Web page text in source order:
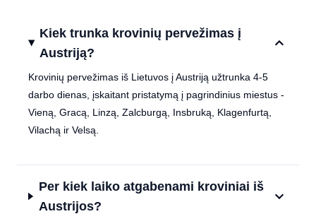
Kiek trunka krovinių pervežimas į
Austriją?
Krovinių pervežimas iš Lietuvos į Austriją užtrunka 4-5
darbo dienas, įskaitant pristatymą į pagrindinius miestus -
Vieną, Gracą, Linzą, Zalcburgą, Insbruką, Klagenfurtą,
Vilachą ir Velsą.
Per kiek laiko atgabenami kroviniai iš
Austrijos?